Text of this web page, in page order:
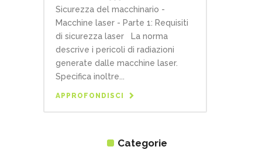
Sicurezza del macchinario -
Macchine laser - Parte 1: Requisiti
di sicurezza laser La norma
descrive i pericoli di radiazioni
generate dalle macchine laser.
Specifica inoltre...
APPROFONDISCI
Categorie